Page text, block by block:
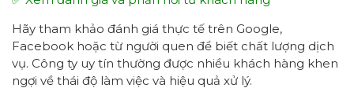
Hãy tham khảo đánh giá thực tế trên Google,
Facebook hoặc từ người quen để biết chất lượng dịch
vụ. Công ty uy tín thường được nhiều khách hàng khen
ngợi về thái độ làm việc và hiệu quả xử lý.